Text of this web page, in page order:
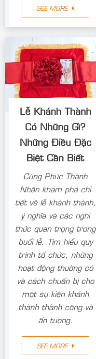
SEE MORE
Lễ Khánh Thành
Có Những Gì?
Những Điều Đặc
Biệt Cần Biết
Cùng Phúc Thành
Nhân khám phá chi
tiết về lễ khánh thành,
ý nghĩa và các nghi
thức quan trọng trong
buổi lễ. Tìm hiểu quy
trình tổ chức, những
hoạt động thường có
và cách chuẩn bị cho
một sự kiện khánh
thành thành công và
ấn tượng.
SEE MORE